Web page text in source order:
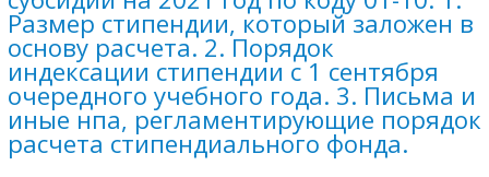
Размер стипендии, который заложен в
основу расчета. 2. Порядок
индексации стипендии с 1 сентября
очередного учебного года. 3. Письма и
иные нпа, регламентирующие порядок
расчета стипендиального фонда.